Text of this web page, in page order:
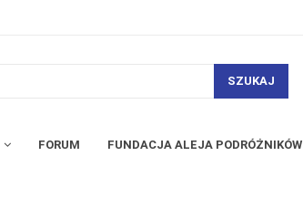
SZUKAJ
FORUM FUNDACJA ALEJA PODRÓŻNIKÓW